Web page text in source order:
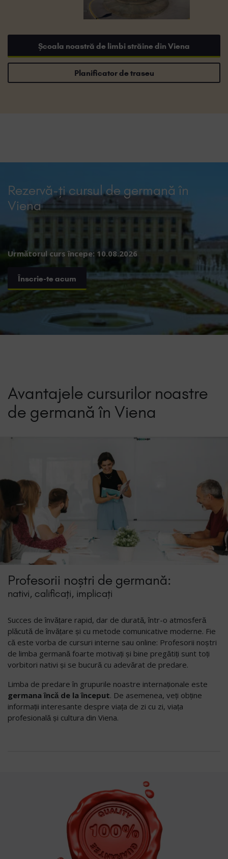
Școala noastră de limbi străine din Viena
Planificator de traseu
Rezervă-ți cursul de germană în
Viena
Următorul curs începe: 10.08.2026
Înscrie-te acum
Avantajele cursurilor noastre
de germană în Viena
Profesorii noștri de germană:
nativi, calificați, implicați
Succes de învățare rapid, dar de durată, într-o atmosferă
plăcută de învățare și cu metode comunicative moderne. Fie
că este vorba de cursuri interne sau online: Profesorii noștri
de limba germană foarte motivați și bine pregătiți sunt toți
vorbitori nativi și se bucură cu adevărat de predare.
Limba de predare în grupurile noastre internaționale este
germana încă de la început. De asemenea, veți obține
informații interesante despre viața de zi cu zi, viața
profesională și cultura din Viena.